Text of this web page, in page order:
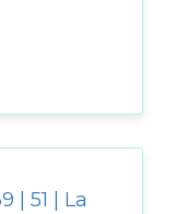
| 51 | La